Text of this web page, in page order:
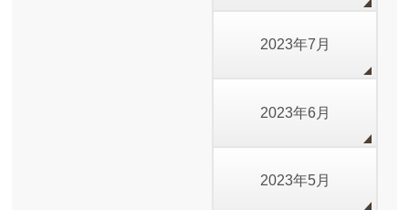
2023年7月
2023年6月
2023年5月